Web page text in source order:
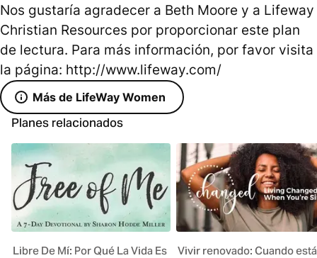
Nos gustaría agradecer a Beth Moore y a Lifeway
Christian Resources por proporcionar este plan
de lectura. Para más información, por favor visita
la página: http://www.lifeway.com/
Más de LifeWay Women
Planes relacionados
Libre De Mí: Por Qué La Vida Es
Vivir renovado: Cuando